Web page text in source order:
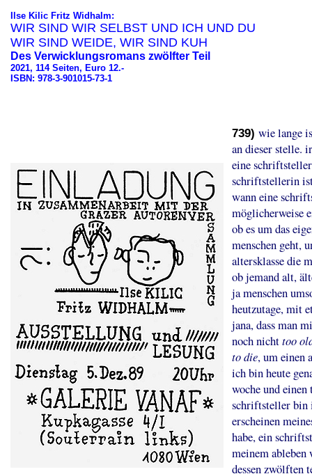
Ilse Kilic Fritz Widhalm:
WIR SIND WIR SELBST UND ICH UND DU
WIR SIND WEIDE, WIR SIND KUH
Des Verwicklungsromans zwölfter Teil
2021, 114 Seiten, Euro 12.-
ISBN: 978-3-901015-73-1
739) wie lange
an dieser stelle.
eine
schriftstellerin
wann eine
möglicherweise
ob es um das
menschen geht,
altersklasse die
ob jemand alt,
ja menschen
heutzutage, mit
jana, dass man
noch nichttoo
to die, um einen
ich bin heute
woche und
schriftsteller bin
erscheinen
habe, ein
meinem
dessen zwölften